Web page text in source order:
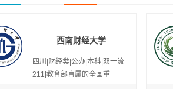
西南财经大学
四川|财经类|公办|本科|双一流
211|教育部直属的全国重